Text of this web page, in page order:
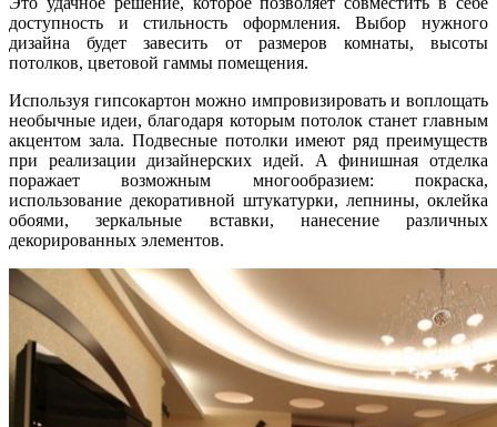
доступность и стильность оформления. Выбор нужного
дизайна будет завесить от размеров комнаты, высоты
потолков, цветовой гаммы помещения.
Используя гипсокартон можно импровизировать и воплощать
необычные идеи, благодаря которым потолок станет главным
акцентом зала. Подвесные потолки имеют ряд преимуществ
при реализации дизайнерских идей. А финишная отделка
поражает возможным многообразием: покраска,
использование декоративной штукатурки, лепнины, оклейка
обоями, зеркальные вставки, нанесение различных
декорированных элементов.